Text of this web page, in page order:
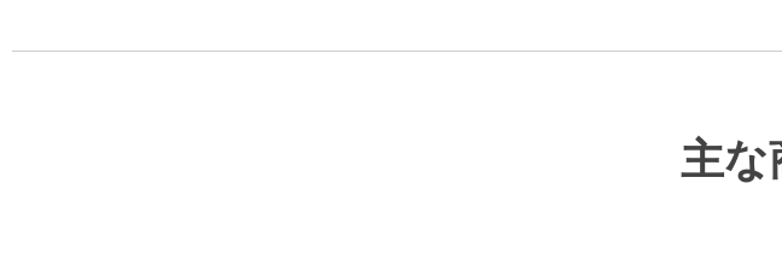
主な